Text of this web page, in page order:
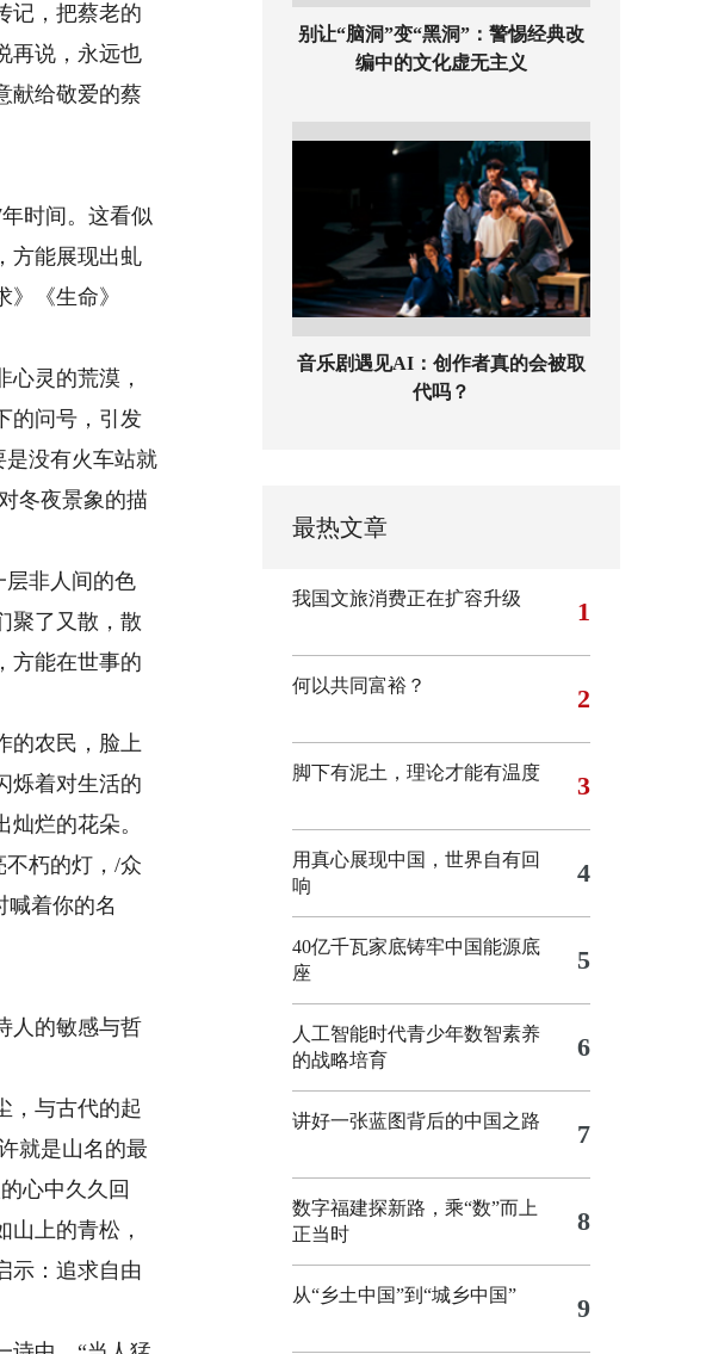
记，把蔡老的
再说，永远也
献给敬爱的蔡
时间。这看似
方能展现出虬
《生命》
灵的荒漠，
的问号，引发
没有火车站就
冬夜景象的描
非人间的色
聚了又散，散
方能在世事的
的农民，脸上
烁着对生活的
烂的花朵。
朽的灯，/众
喊着你的名
人的敏感与哲
与古代的起
就是山名的最
心中久久回
上的青松，
示：追求自由
别让“脑洞”变“黑洞”：警惕经典改
编中的文化虚无主义
音乐剧遇见AI：创作者真的会被取
代吗？
最热文章
我国文旅消费正在扩容升级 1
何以共同富裕？ 2
脚下有泥土，理论才能有温度 3
用真心展现中国，世界自有回
响
4
40亿千瓦家底铸牢中国能源底
座
5
人工智能时代青少年数智素养
的战略培育
6
讲好一张蓝图背后的中国之路 7
数字福建探新路，乘“数”而上
正当时
8
从“乡土中国”到“城乡中国” 9